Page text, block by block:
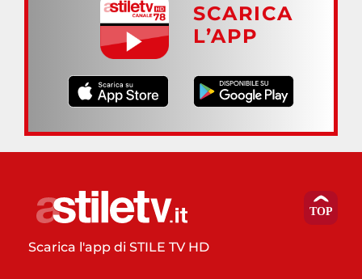
SCARICA
L’APP
Scarica l'app di STILE TV HD